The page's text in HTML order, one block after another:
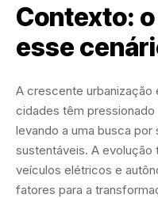
Contexto:
esse
A crescente urbanização
cidades têm pressionado
levando a uma busca
sustentáveis. A
veículos elétricos e
fatores para a